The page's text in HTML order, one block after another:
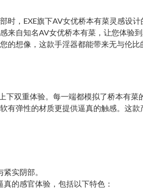
时，EXE旗下AV女优桥本有菜灵感设计
来自知名AV女优桥本有菜，让您体验
的想像，这款手淫器都能带来无与伦比
下双重体验。每一端都模拟了桥本有菜
有弹性的材质更提供逼真的触感。这款
实阴部。
的感官体验，包括以下特色：